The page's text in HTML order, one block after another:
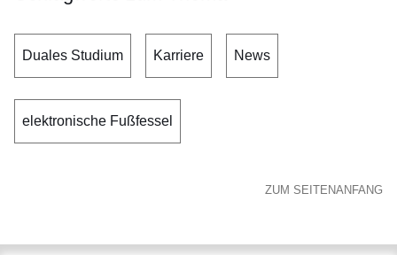
Duales Studium Karriere News
elektronische Fußfessel
ZUM SEITENANFANG